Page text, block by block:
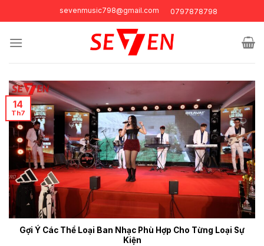
to
content
sevenmusic798@gmail.com 0797878798
Gợi Ý Các Thể Loại Ban Nhạc Phù Hợp Cho Từng Loại Sự
Kiện
14
Th7